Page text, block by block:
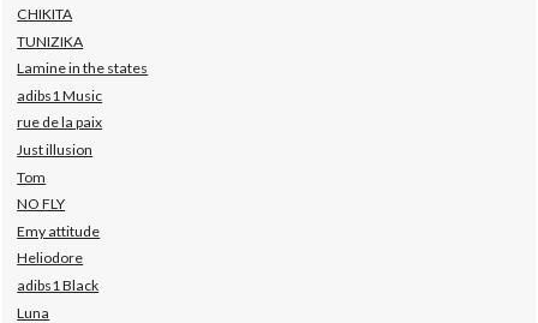
CHIKITA
TUNIZIKA
Lamine in the states
adibs1 Music
rue de la paix
Just illusion
Tom
NO FLY
Emy attitude
Heliodore
adibs1 Black
Luna